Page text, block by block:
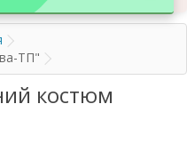
ТП"
костюм